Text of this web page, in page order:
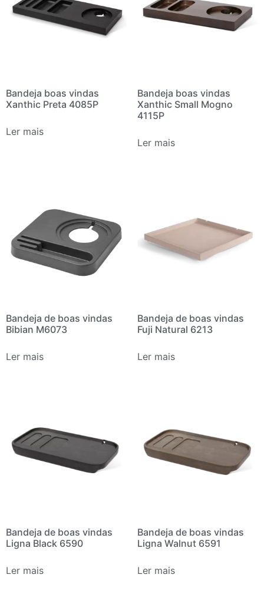
Bandeja boas vindas
Xanthic Preta 4085P
Ler mais
Bandeja boas vindas
Xanthic Small Mogno
4115P
Ler mais
Bandeja de boas vindas
Bibian M6073
Ler mais
Bandeja de boas vindas
Fuji Natural 6213
Ler mais
Bandeja de boas vindas
Ligna Black 6590
Ler mais
Bandeja de boas vindas
Ligna Walnut 6591
Ler mais